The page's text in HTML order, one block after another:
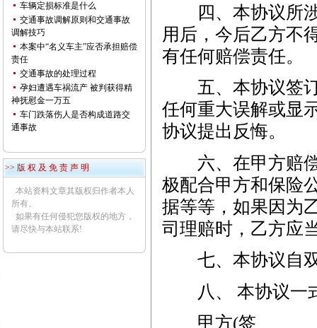
车辆定损标准是什么
交通事故调解原则和交通事故
调解技巧
本案中“名义车主”应否承担赔偿
责任
交通事故的处理过程
孕妇遭遇车祸流产 被判获得精
神抚慰金一万五
车门跌落伤人是否构成道路交
通事故
>> 版 权 及 免 责 声 明
本站资料文章其版权归作者本人
所有。
如果有任何侵犯您版权的地方，
请尽快与本站联系!
四、本协议所涉
用后，今后乙方不
有任何赔偿责任。
五、本协议签订
任何重大误解或显
协议提出反悔。
六、在甲方赔偿
极配合甲方和保险
据等等，如果因为
司理赔时，乙方应
七、本协议自双
八、 本协议一式
甲方(签